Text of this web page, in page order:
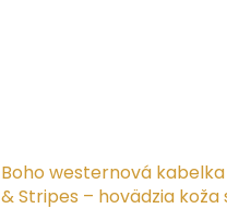
Boho westernová
& Stripes – hovädzia koža